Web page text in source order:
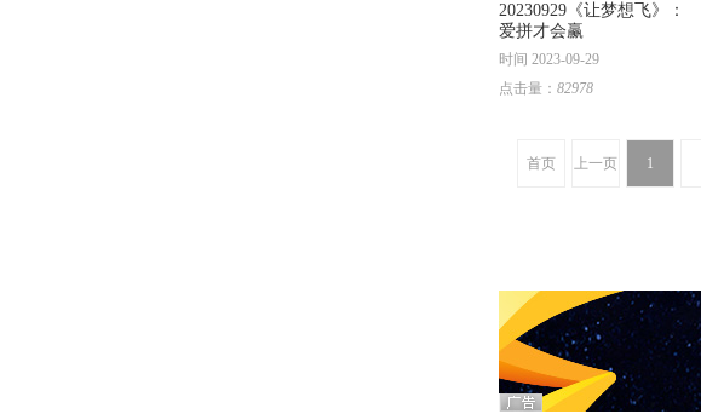
20230929《让梦想飞》：
爱拼才会赢
时间 2023-09-29
点击量： 82978
首页 上一页 1